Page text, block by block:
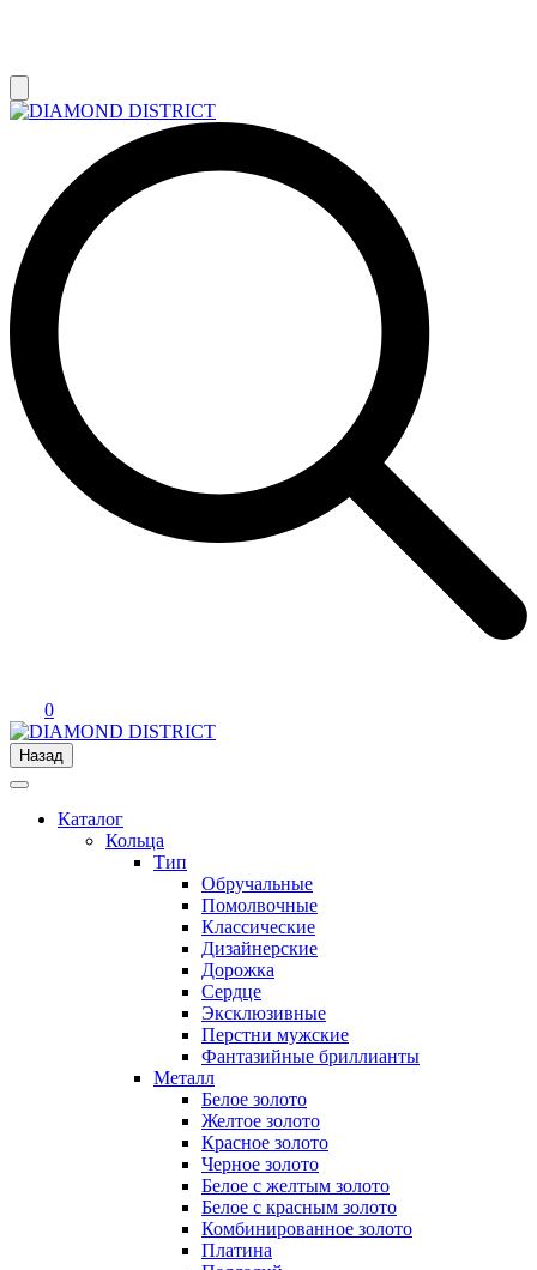
0
Назад
Каталог
Кольца
Тип
Обручальные
Помолвочные
Классические
Дизайнерские
Дорожка
Сердце
Эксклюзивные
Перстни мужские
Фантазийные бриллианты
Металл
Белое золото
Желтое золото
Красное золото
Черное золото
Белое с желтым золото
Белое с красным золото
Комбинированное золото
Платина